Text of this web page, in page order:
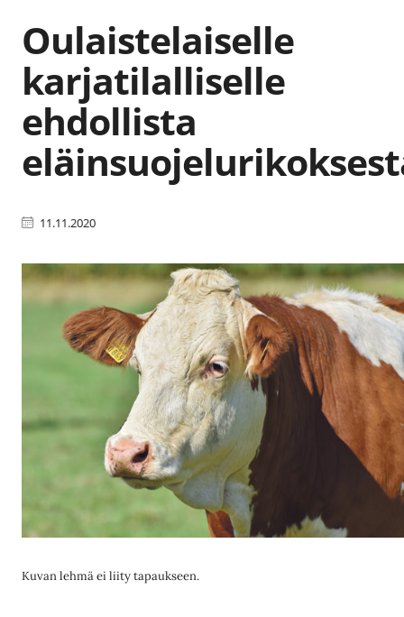
Oulaistelaiselle
karjatilalliselle
ehdollista
11.11.2020
Kuvan lehmä ei liity tapaukseen.